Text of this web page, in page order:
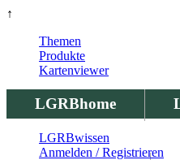
↑
LGRBhome
LGRBbohrungen
Themen
Produkte
Kartenviewer
LGRBwissen
Anmelden / Registrieren